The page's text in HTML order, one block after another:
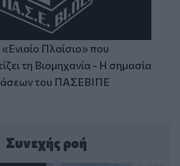
Πλαίσιο» που
τη Βιομηχανία - Η σημασία
του ΠΑΣΕΒΙΠΕ
Συνεχής ροή